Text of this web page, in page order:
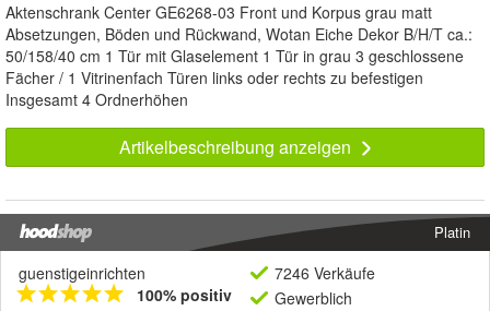
Aktenschrank Center GE6268-03 Front und Korpus grau matt
Absetzungen, Böden und Rückwand, Wotan Eiche Dekor B/H/T ca.:
50/158/40 cm 1 Tür mit Glaselement 1 Tür in grau 3 geschlossene
Fächer / 1 Vitrinenfach Türen links oder rechts zu befestigen
Insgesamt 4 Ordnerhöhen
Artikelbeschreibung anzeigen
Platin
guenstigeinrichten
100% positiv
7246 Verkäufe
Gewerblich